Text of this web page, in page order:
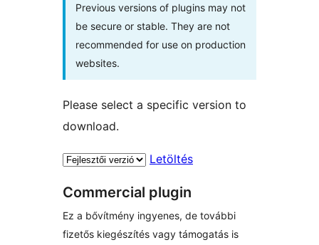
Previous versions of plugins may not
be secure or stable. They are not
recommended for use on production
websites.
Please select a specific version to
download.
Letöltés
Commercial plugin
Ez a bővítmény ingyenes, de további
fizetős kiegészítés vagy támogatás is